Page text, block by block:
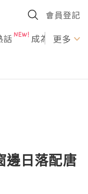
會員登記
話 成為U更多
邊日落配唐